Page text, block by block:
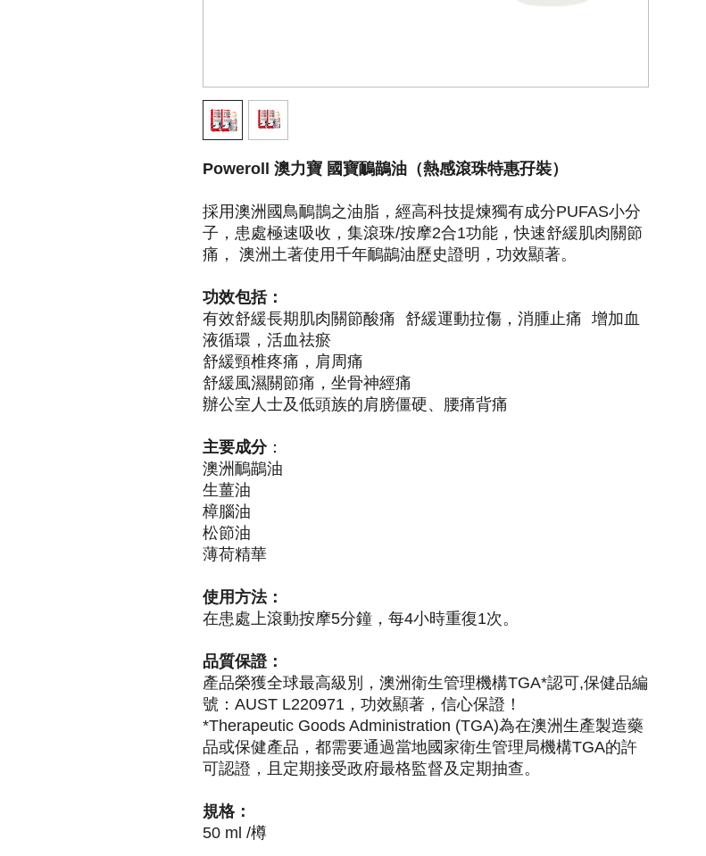
Poweroll 澳力寶 國寶鴯鶓油（熱感滾珠特惠孖裝）
採用澳洲國鳥鴯鵲之油脂，經高科技提煉獨有成分PUFAS小分
子，患處極速吸收，集滾珠/按摩2合1功能，快速舒緩肌肉關節
痛， 澳洲土著使用千年鴯鶓油歷史證明，功效顯著。
功效包括：
有效舒緩長期肌肉關節酸痛 舒緩運動拉傷，消腫止痛 增加血
液循環，活血祛瘀
舒緩頸椎疼痛，肩周痛
舒緩風濕關節痛，坐骨神經痛
辦公室人士及低頭族的肩膀僵硬、腰痛背痛
主要成分：
澳洲鴯鶓油
生薑油
樟腦油
松節油
薄荷精華
使用方法：
在患處上滾動按摩5分鐘，每4小時重復1次。
品質保證：
產品榮獲全球最高級別，澳洲衛生管理機構TGA*認可,保健品編
號：AUST L220971，功效顯著，信心保證！
*Therapeutic Goods Administration (TGA)為在澳洲生產製造藥
品或保健產品，都需要通過當地國家衛生管理局機構TGA的許
可認證，且定期接受政府最格監督及定期抽查。
規格：
50 ml /樽